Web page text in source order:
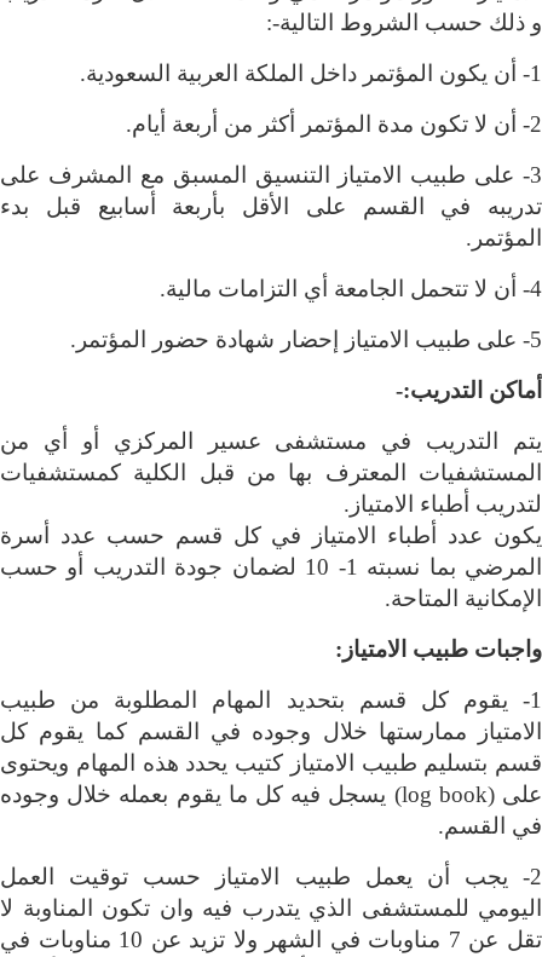
و ذلك حسب الشروط التالية:-
1- أن يكون المؤتمر داخل الملكة العربية السعودية
.
2- أن لا تكون مدة المؤتمر أكثر من أربعة أيام
.
3- على طبيب الامتياز التنسيق المسبق مع المشرف على
تدريبه في القسم على الأقل بأربعة أسابيع قبل بدء
المؤتمر .
4- أن لا تتحمل الجامعة أي التزامات مالية
.
5- على طبيب الامتياز إحضار شهادة حضور المؤتمر
.
أماكن التدريب:-
يتم التدريب في مستشفى عسير المركزي أو أي من
المستشفيات المعترف بها من قبل الكلية كمستشفيات
لتدريب أطباء الامتياز .
يكون عدد أطباء الامتياز في كل قسم حسب عدد أسرة
المرضي بما نسبته 1- 10 لضمان جودة التدريب أو حسب
الإمكانية المتاحة.
واجبات طبيب الامتياز :
1- يقوم كل قسم بتحديد المهام المطلوبة من طبيب
الامتياز ممارستها خلال وجوده في القسم كما يقوم كل
قسم بتسليم طبيب الامتياز كتيب يحدد هذه المهام ويحتوى
على (log book) يسجل فيه كل ما يقوم بعمله خلال وجوده
في القسم.
2- يجب أن يعمل طبيب الامتياز حسب توقيت العمل
اليومي للمستشفى الذي يتدرب فيه وان تكون المناوبة لا
تقل عن 7 مناوبات في الشهر ولا تزيد عن 10 مناوبات في